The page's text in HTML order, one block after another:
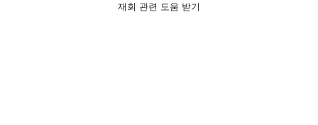
재회 관련 도움 받기